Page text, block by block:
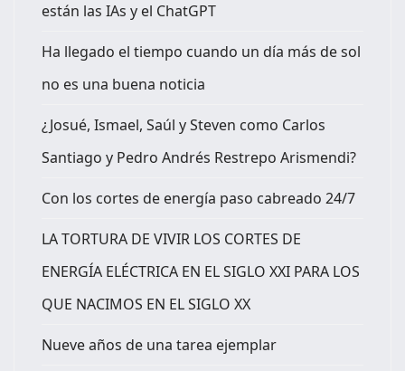
están las IAs y el ChatGPT
Ha llegado el tiempo cuando un día más de sol
no es una buena noticia
¿Josué, Ismael, Saúl y Steven como Carlos
Santiago y Pedro Andrés Restrepo Arismendi?
Con los cortes de energía paso cabreado 24/7
LA TORTURA DE VIVIR LOS CORTES DE
ENERGÍA ELÉCTRICA EN EL SIGLO XXI PARA LOS
QUE NACIMOS EN EL SIGLO XX
Nueve años de una tarea ejemplar